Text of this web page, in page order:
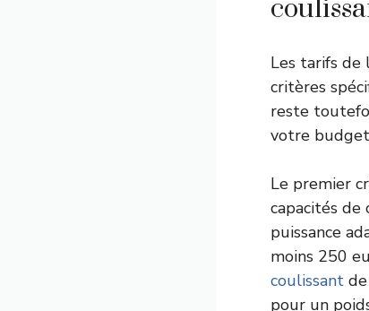
Les tarifs de
critères
reste
votre
Le premier
capacités de
puissance
moins 250
coulissant
pour un